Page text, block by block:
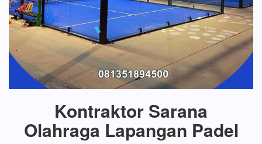
Kontraktor Sarana
Olahraga Lapangan Padel